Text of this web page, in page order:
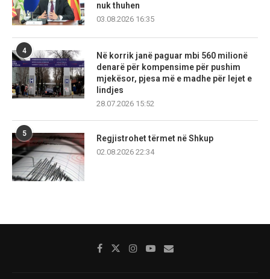
nuk thuhen
03.08.2026 16:35
4
Në korrik janë paguar mbi 560 milionë
denarë për kompensime për pushim
mjekësor, pjesa më e madhe për lejet e
lindjes
28.07.2026 15:52
5
Regjistrohet tërmet në Shkup
02.08.2026 22:34